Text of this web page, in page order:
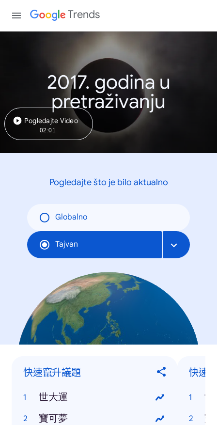
Trends
2017. godina u
pretraživanju
Pogledajte Video
02:01
Pogledajte što je bilo aktualno
Globalno
Tajvan
快速竄升議題
世大運
寶可夢
快速
世
寶